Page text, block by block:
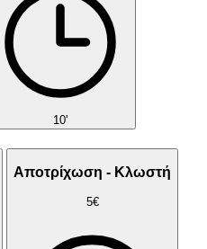
10'
Αποτρίχωση - Κλωστή
5€